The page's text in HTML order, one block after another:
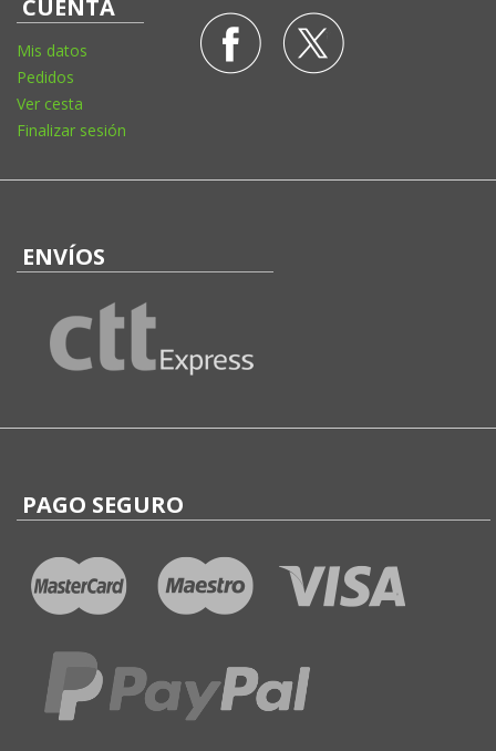
CUENTA
Mis datos
Pedidos
Ver cesta
Finalizar sesión
ENVÍOS
PAGO SEGURO